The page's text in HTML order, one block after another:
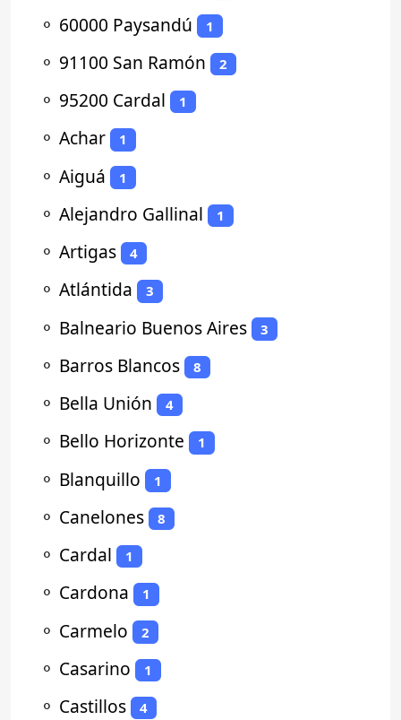
⚬ 60000 Paysandú 1
⚬ 91100 San Ramón 2
⚬ 95200 Cardal 1
⚬ Achar 1
⚬ Aiguá 1
⚬ Alejandro Gallinal 1
⚬ Artigas 4
⚬ Atlántida 3
⚬ Balneario Buenos Aires 3
⚬ Barros Blancos 8
⚬ Bella Unión 4
⚬ Bello Horizonte 1
⚬ Blanquillo 1
⚬ Canelones 8
⚬ Cardal 1
⚬ Cardona 1
⚬ Carmelo 2
⚬ Casarino 1
⚬ Castillos 4